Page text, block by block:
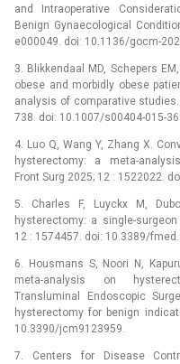
and Intraoperative
Benign Gynaecological
e000049. doi: 10.1136/gocm-
3. Blikkendaal MD, Schepers
obese and morbidly obese
analysis of comparative
738. doi: 10.1007/s00404-015-
4. Luo Q, Wang Y, Zhang X.
hysterectomy: a meta-
Front Surg 2025; 12 : 1522022.
5. Charles F, Luyckx M,
hysterectomy: a single-
12 : 1574457. doi: 10.3389/
6. Housmans S, Noori N,
meta-analysis on
Transluminal Endoscopic
hysterectomy for benign
10.3390/jcm9123959.
7. Centers for Disease